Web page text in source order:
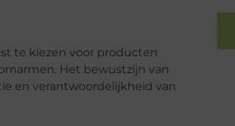
te kiezen voor producten
Het bewustzijn van
en verantwoordelijkheid van